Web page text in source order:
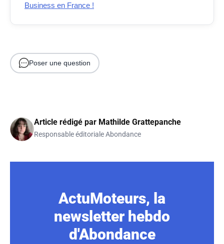
Business en France !
Poser une question
Article rédigé par Mathilde Grattepanche
Responsable éditoriale Abondance
ActuMoteurs, la
newsletter hebdo
d'Abondance